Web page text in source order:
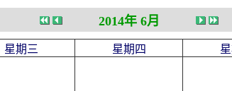
2014年 6月
星期三 星期四